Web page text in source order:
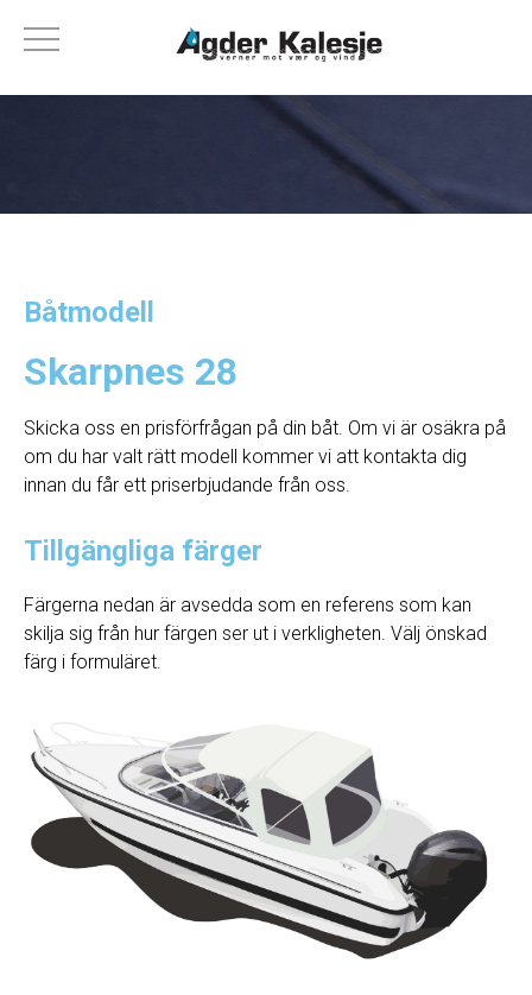
Båtmodell
Skarpnes 28
Skicka oss en prisförfrågan på din båt. Om vi ​​är osäkra på
om du har valt rätt modell kommer vi att kontakta dig
innan du får ett priserbjudande från oss.
Tillgängliga färger
Färgerna nedan är avsedda som en referens som kan
skilja sig från hur färgen ser ut i verkligheten. Välj önskad
färg i formuläret.